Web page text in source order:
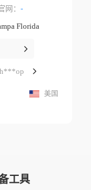
网： -
Florida
美国
工具